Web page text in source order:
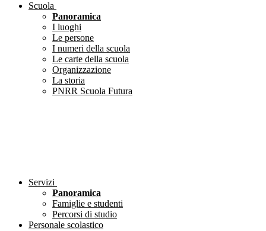
Scuola
Panoramica
I luoghi
Le persone
I numeri della scuola
Le carte della scuola
Organizzazione
La storia
PNRR Scuola Futura
Servizi
Panoramica
Famiglie e studenti
Percorsi di studio
Personale scolastico